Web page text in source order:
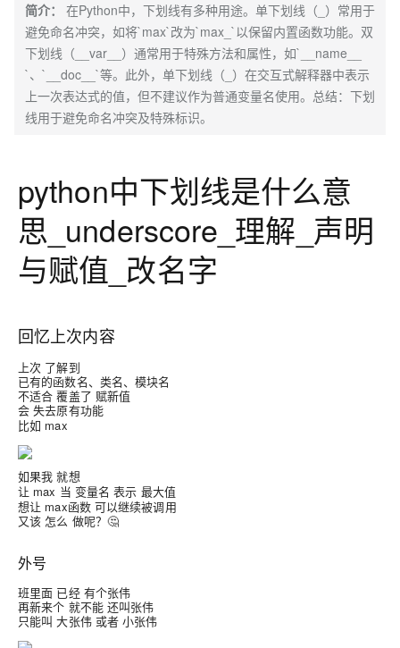
简介：
在Python中，下划线有多种用途。单下划线（_）常用于
避免命名冲突，如将`max`改为`max_`以保留内置函数功能。双
下划线（__var__）通常用于特殊方法和属性，如`__name__
`、`__doc__`等。此外，单下划线（_）在交互式解释器中表示
上一次表达式的值，但不建议作为普通变量名使用。总结：下划
线用于避免命名冲突及特殊标识。
python中下划线是什么意
思_underscore_理解_声明
与赋值_改名字
回忆上次内容
上次 了解到
已有的函数名、类名、模块名
不适合 覆盖了 赋新值
会 失去原有功能
比如 max
如果我就想
让 max 当 变量名 表示 最大值
想让 max函数 可以继续被调用
又该 怎么 做呢？🤔
外号
班里面 已经 有个张伟
再新来个 就不能 还叫张伟
只能叫 大张伟 或者 小张伟